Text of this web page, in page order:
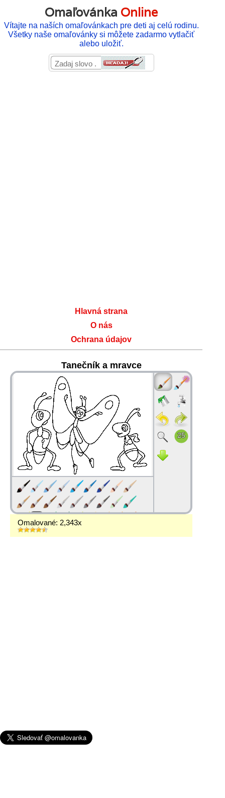
Omaľovánka Online
Vítajte na naších omaľovánkach pre deti aj celú rodinu.
Všetky naše omaľovánky si môžete zadarmo vytlačiť
alebo uložiť.
Hlavná strana
O nás
Ochrana údajov
Tanečník a mravce
Omalované: 2,343x